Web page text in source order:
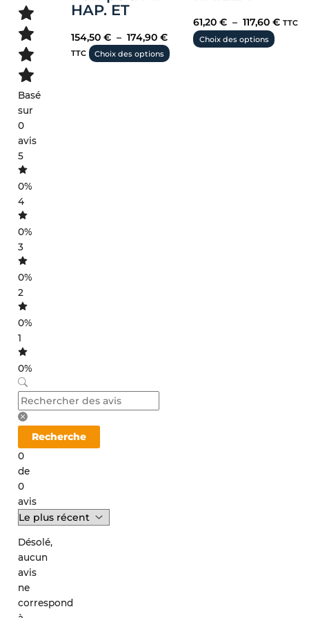
Basé
sur
0
avis
5
0%
4
0%
3
0%
2
0%
1
0%
Recherche
0
de
0
avis
Désolé,
aucun
avis
ne
correspond
HAP. ET
154,50 € – 174,90 €
TTC Choix des options
61,20€ – 117,60€ TTC
Choix des options